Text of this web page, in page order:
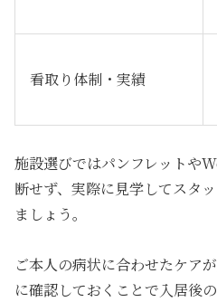
看取り体制・実績
施設選びではパンフレットや
断せず、実際に見学してスタ
ましょう。
ご本人の病状に合わせたケア
に確認しておくことで入居後